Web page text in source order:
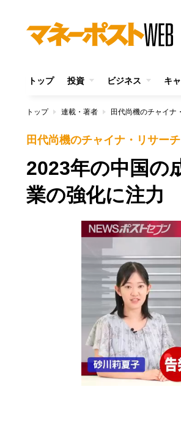
トップ 投資 ビジネス キ
トップ 連載・著者 田代尚機のチャイナ
田代尚機のチャイナ・リサーチ
2023年の中国の
業の強化に注力